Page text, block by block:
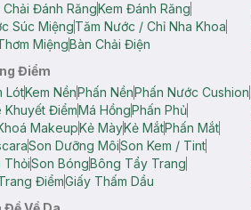
Chải Đánh RăngKem Đánh Răng
Súc MiệngTăm Nước / Chỉ Nha Khoa
MiệngBàn Chải Điện
Điểm
LótKem NềnPhấn NềnPhấn Nước Cushion
Khuyết ĐiểmMá HồngPhấn Phủ
MakeupKẻ MàyKẻ MắtPhấn Mắt
Son Dưỡng MôiSon Kem / Tint
ThỏiSon BóngBông Tẩy Trang
ĐiểmGiấy Thấm Dầu